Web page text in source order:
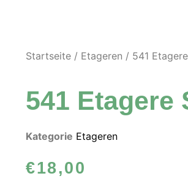
Startseite / Etageren / 541
541 Etagere
Kategorie Etageren
€18,00